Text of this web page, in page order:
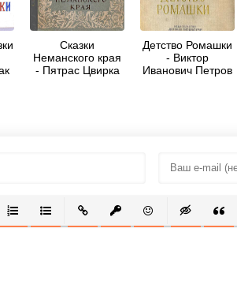
Сказки
Неманского края
- Пятрас Цвирка
Детство Ромашки
- Виктор
Иванович Петров
СПИСОК
МАРКИРОВАННЫЙ СПИСОК
ВСТАВИТЬ ССЫЛКУ
ВСТАВИТЬВСТАВИТЬВСТАВКА